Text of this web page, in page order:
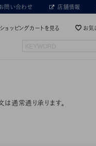
問い合わせ 店舗情報
ショッピングカートを見る お気
通常通り承ります。